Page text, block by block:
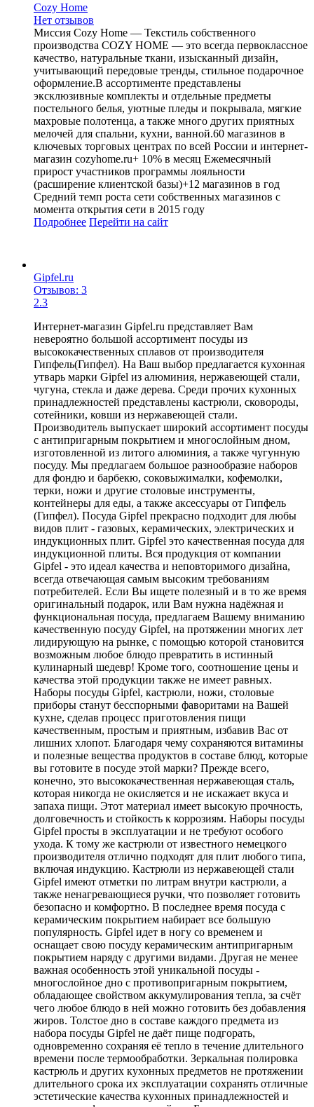
Cozy Home
Нет отзывов
Миссия Cozy Home — Текстиль собственного
производства COZY HOME — это всегда первоклассное
качество, натуральные ткани, изысканный дизайн,
учитывающий передовые тренды, стильное подарочное
оформление.В ассортименте представлены
эксклюзивные комплекты и отдельные предметы
постельного белья, уютные пледы и покрывала, мягкие
махровые полотенца, а также много других приятных
мелочей для спальни, кухни, ванной.60 магазинов в
ключевых торговых центрах по всей России и интернет-
магазин cozyhome.ru+ 10% в месяц Ежемесячный
прирост участников программы лояльности
(расширение клиентской базы)+12 магазинов в год
Средний темп роста сети собственных магазинов с
момента открытия сети в 2015 году
Подробнее Перейти на сайт
Gipfel.ru
Отзывов: 3
2.3
Интернет-магазин Gipfel.ru представляет Вам
невероятно большой ассортимент посуды из
высококачественных сплавов от производителя
Гипфель(Гипфел). На Ваш выбор предлагается кухонная
утварь марки Gipfel из алюминия, нержавеющей стали,
чугуна, стекла и даже дерева. Среди прочих кухонных
принадлежностей представлены кастрюли, сковороды,
сотейники, ковши из нержавеющей стали.
Производитель выпускает широкий ассортимент посуды
с антипригарным покрытием и многослойным дном,
изготовленной из литого алюминия, а также чугунную
посуду. Мы предлагаем большое разнообразие наборов
для фондю и барбекю, соковыжималки, кофемолки,
терки, ножи и другие столовые инструменты,
контейнеры для еды, а также аксессуары от Гипфель
(Гипфел). Посуда Gipfel прекрасно подходит для любы
видов плит - газовых, керамических, электрических и
индукционных плит. Gipfel это качественная посуда для
индукционной плиты. Вся продукция от компании
Gipfel - это идеал качества и неповторимого дизайна,
всегда отвечающая самым высоким требованиям
потребителей. Если Вы ищете полезный и в то же время
оригинальный подарок, или Вам нужна надёжная и
функциональная посуда, предлагаем Вашему вниманию
качественную посуду Gipfel, на протяжении многих лет
лидирующую на рынке, с помощью которой становится
возможным любое блюдо превратить в истинный
кулинарный шедевр! Кроме того, соотношение цены и
качества этой продукции также не имеет равных.
Наборы посуды Gipfel, кастрюли, ножи, столовые
приборы станут бесспорными фаворитами на Вашей
кухне, сделав процесс приготовления пищи
качественным, простым и приятным, избавив Вас от
лишних хлопот. Благодаря чему сохраняются витамины
и полезные вещества продуктов в составе блюд, которые
вы готовите в посуде этой марки? Прежде всего,
конечно, это высококачественная нержавеющая сталь,
которая никогда не окисляется и не искажает вкуса и
запаха пищи. Этот материал имеет высокую прочность,
долговечность и стойкость к коррозиям. Наборы посуды
Gipfel просты в эксплуатации и не требуют особого
ухода. К тому же кастрюли от известного немецкого
производителя отлично подходят для плит любого типа,
включая индукцию. Кастрюли из нержавеющей стали
Gipfel имеют отметки по литрам внутри кастрюли, а
также ненагревающиеся ручки, что позволяет готовить
безопасно и комфортно. В последнее время посуда с
керамическим покрытием набирает все большую
популярность. Gipfel идет в ногу со временем и
оснащает свою посуду керамическим антипригарным
покрытием наряду с другими видами. Другая не менее
важная особенность этой уникальной посуды -
многослойное дно с противопригарным покрытием,
обладающее свойством аккумулирования тепла, за счёт
чего любое блюдо в ней можно готовить без добавления
жиров. Толстое дно в составе каждого предмета из
набора посуды Gipfel не даёт пище подгорать,
одновременно сохраняя её тепло в течение длительного
времени после термообработки. Зеркальная полировка
кастрюль и других кухонных предметов не протяжении
длительного срока их эксплуатации сохранять отличные
эстетические качества кухонных принадлежностей и